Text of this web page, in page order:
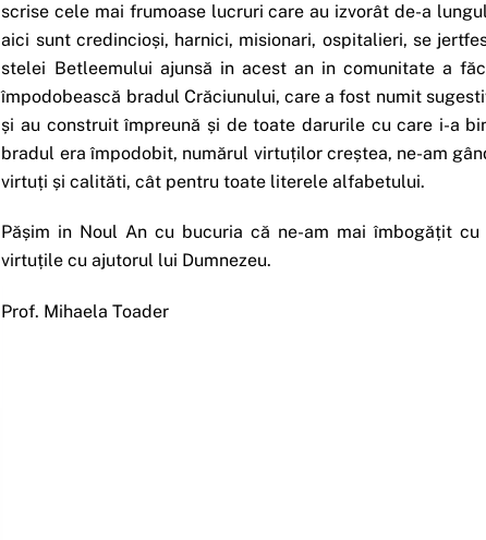
scrise cele mai frumoase lucruri care au izvorât de-a
aici sunt credincioși, harnici, misionari, ospitalieri, se
stelei Betleemului ajunsă in acest an in comunitate a
împodobească bradul Crăciunului, care a fost numit
și au construit împreună și de toate darurile cu care i-a
bradul era împodobit, numărul virtuților creștea, ne-am
virtuți și calităti, cât pentru toate literele alfabetului.
Pășim in Noul An cu bucuria că ne-am mai îmbogățit
virtuțile cu ajutorul lui Dumnezeu.
Prof. Mihaela Toader